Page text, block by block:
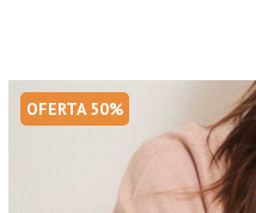
OFERTA 50%